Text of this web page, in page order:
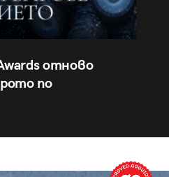
отново
по